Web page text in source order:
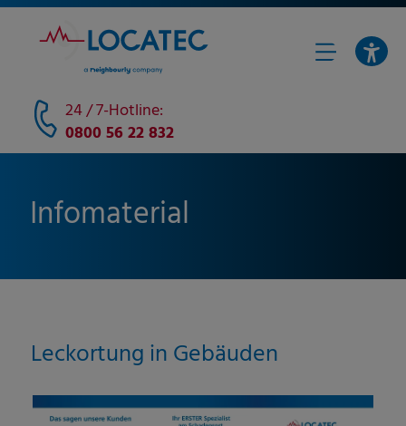
24 / 7-Hotline:
0800 56 22 832
Infomaterial
Leckortung in Gebäuden